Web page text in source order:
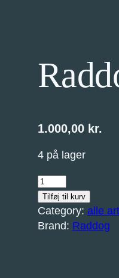
1.000,00 kr.
4 på lager
R
a
d
d
Tilføj til kurv
Category: alle
Brand: Raddog